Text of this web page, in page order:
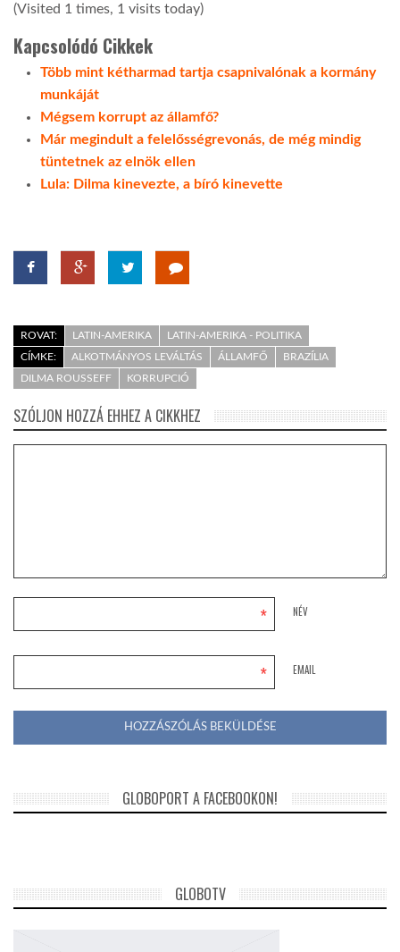
(Visited 1 times, 1 visits today)
Kapcsolódó Cikkek
Több mint kétharmad tartja csapnivalónak a kormány
munkáját
Mégsem korrupt az államfő?
Már megindult a felelősségrevonás, de még mindig
tüntetnek az elnök ellen
Lula: Dilma kinevezte, a bíró kinevette
ROVAT: LATIN-AMERIKA
LATIN-AMERIKA - POLITIKA
CÍMKE:
ALKOTMÁNYOS LEVÁLTÁS ÁLLAMFŐ
BRAZÍLIA
DILMA ROUSSEFF
KORRUPCIÓ
SZÓLJON HOZZÁ EHHEZ A CIKKHEZ
NÉV
*
EMAIL
*
GLOBOPORT A FACEBOOKON!
GLOBOTV